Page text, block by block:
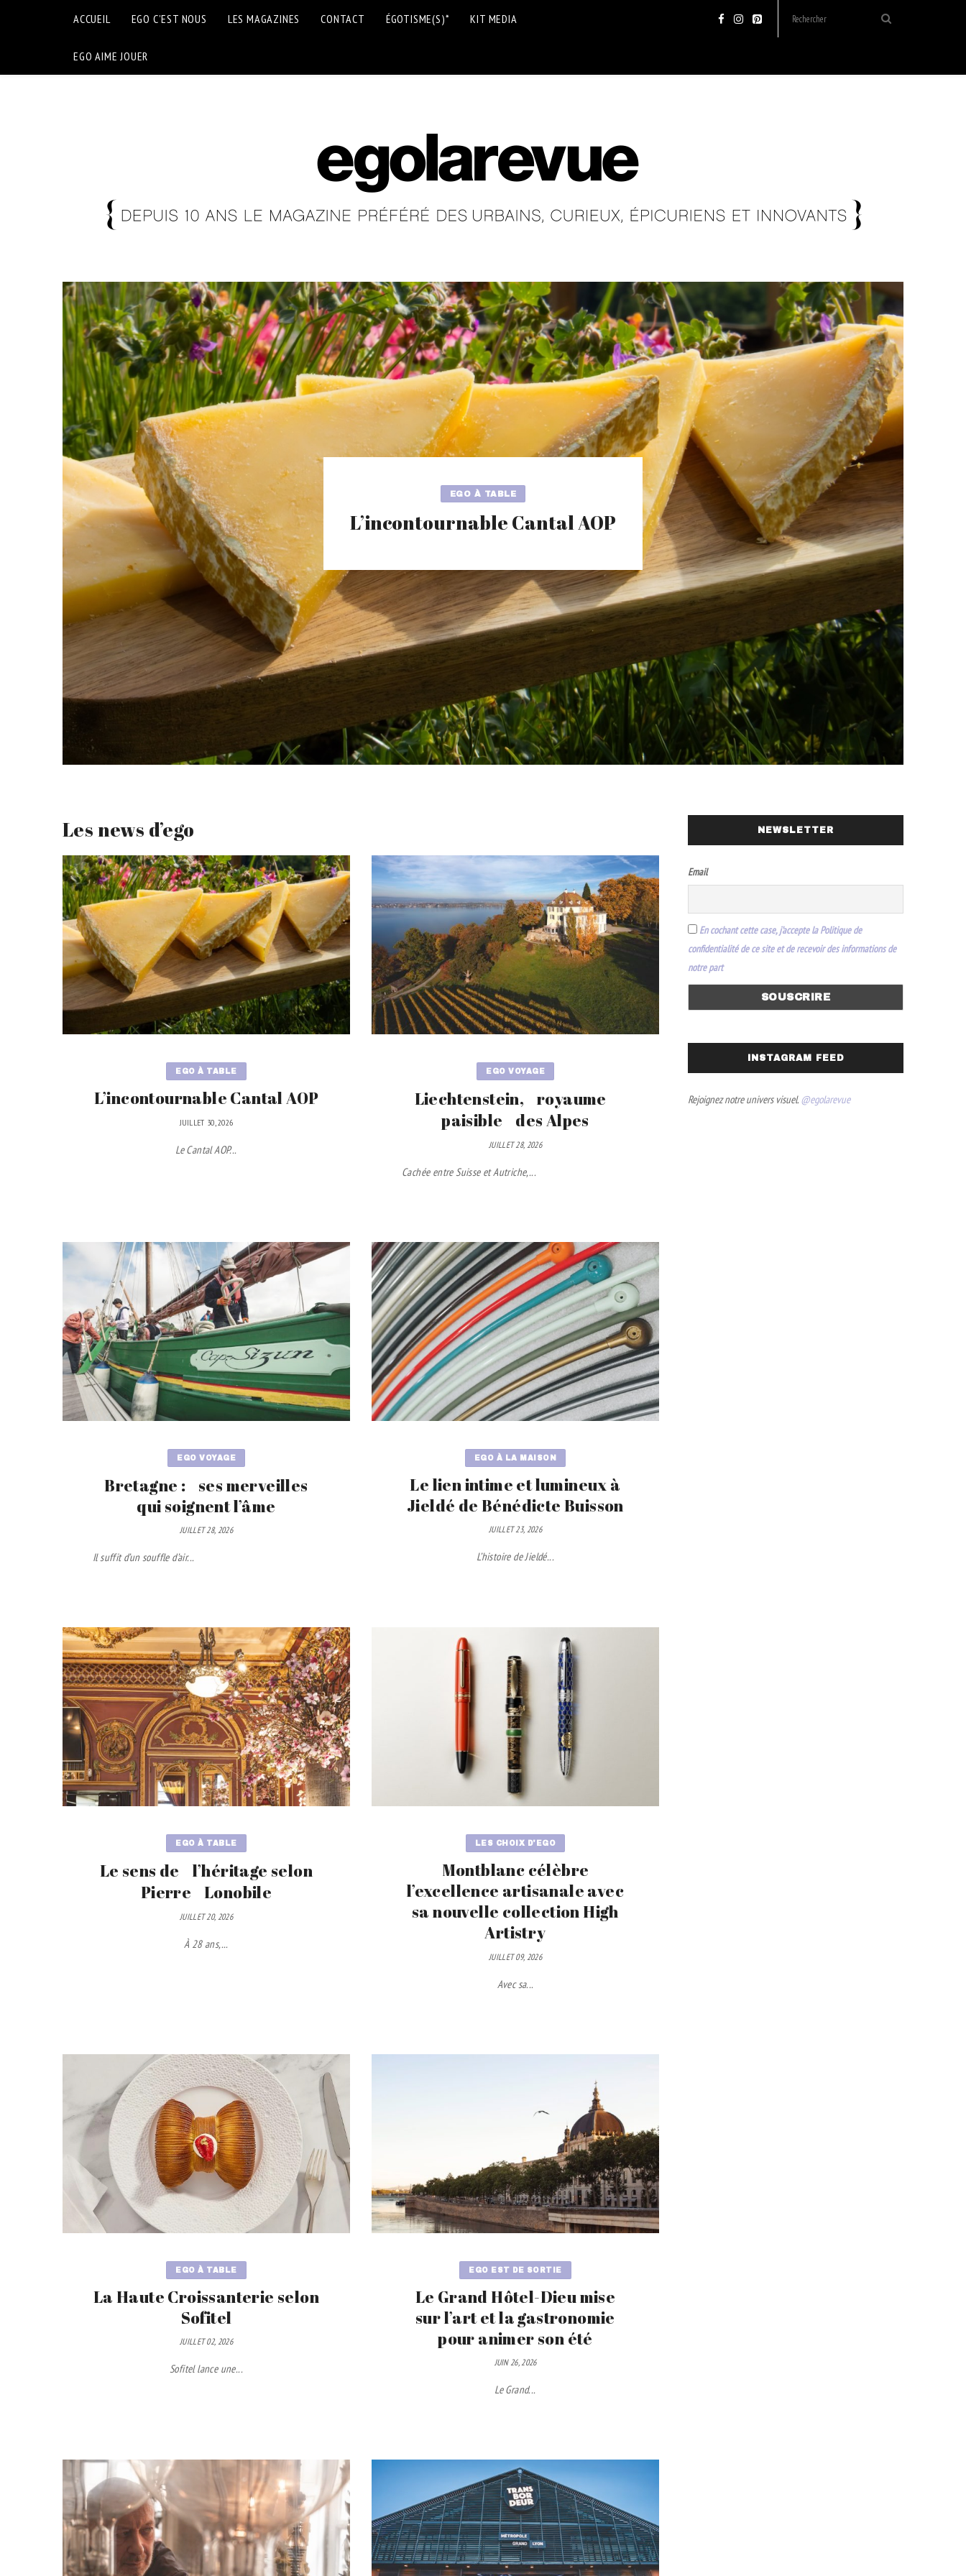
ACCUEIL EGO C’EST NOUS LES MAGAZINES CONTACT ÉGOTISME(S)* KIT MEDIA
EGO AIME JOUER
EGO À TABLE
L’incontournable Cantal AOP
Les news d’ego
EGO À TABLE
L’incontournable Cantal AOP
JUILLET 30, 2026
Le Cantal AOP...
EGO VOYAGE
Liechtenstein, royaume
paisible des Alpes
JUILLET 28, 2026
Cachée entre Suisse et Autriche,...
EGO VOYAGE
Bretagne : ses merveilles
qui soignent l’âme
JUILLET 28, 2026
Il suffit d’un souffle d’air...
EGO À LA MAISON
Le lien intime et lumineux à
Jieldé de Bénédicte Buisson
JUILLET 23, 2026
L’histoire de Jieldé...
EGO À TABLE
Le sens de l’héritage selon
Pierre Lonobile
JUILLET 20, 2026
À 28 ans,...
LES CHOIX D'EGO
Montblanc célèbre
l’excellence artisanale avec
sa nouvelle collection High
Artistry
JUILLET 09, 2026
Avec sa...
EGO À TABLE
La Haute Croissanterie selon
Sofitel
JUILLET 02, 2026
Sofitel lance une...
EGO EST DE SORTIE
Le Grand Hôtel-Dieu mise
sur l’art et la gastronomie
pour animer son été
JUIN 26, 2026
Le Grand...
NEWSLETTER
Email
En cochant cette case, j’accepte la Politique de
confidentialité de ce site et de recevoir des informations de
notre part
INSTAGRAM FEED
Rejoignez notre univers visuel. @egolarevue